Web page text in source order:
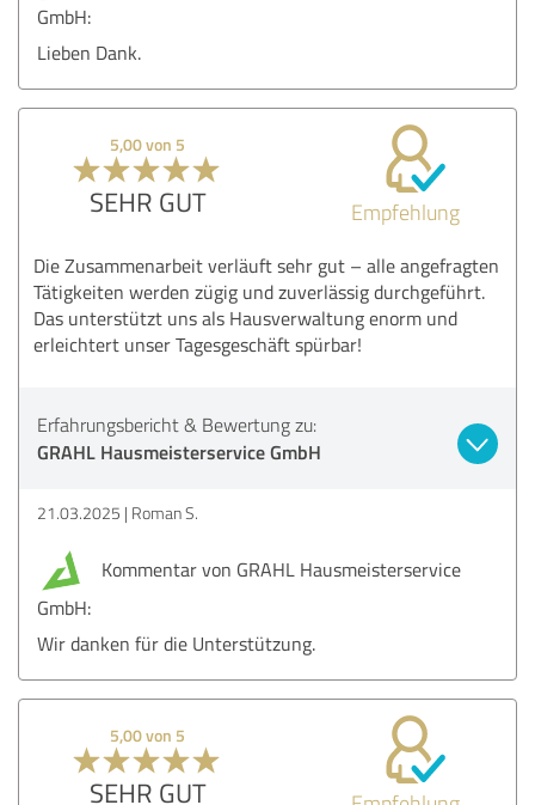
GmbH:
Lieben Dank.
5,00 von 5
SEHR GUT Empfehlung
Die Zusammenarbeit verläuft sehr gut – alle angefragten
Tätigkeiten werden zügig und zuverlässig durchgeführt.
Das unterstützt uns als Hausverwaltung enorm und
erleichtert unser Tagesgeschäft spürbar!
Erfahrungsbericht & Bewertung zu:
GRAHL Hausmeisterservice GmbH
21.03.2025 Roman S.
Kommentar von GRAHL Hausmeisterservice
GmbH:
Wir danken für die Unterstützung.
5,00 von 5
SEHR GUT